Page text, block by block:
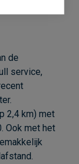
de
service,
2,4 km) met
Ook met het